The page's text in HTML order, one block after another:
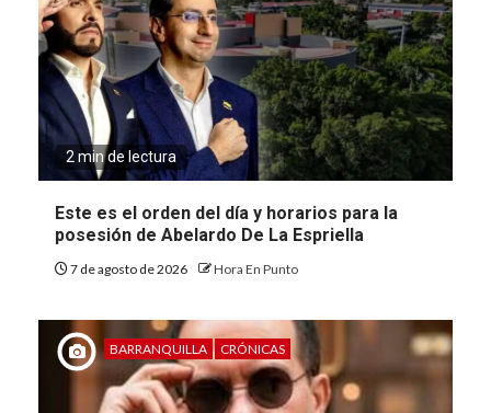
2 min de lectura
Este es el orden del día y horarios para la
posesión de Abelardo De La Espriella
7 de agosto de 2026 Hora En Punto
BARRANQUILLA CRÓNICAS